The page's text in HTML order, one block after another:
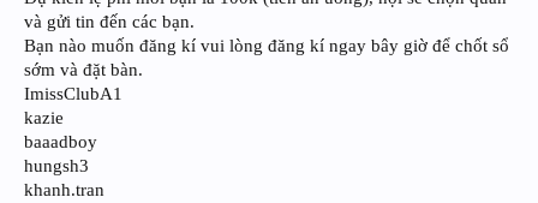
và gửi tin đến các bạn.
Bạn nào muốn đăng kí vui lòng đăng kí ngay bây giờ để chốt sổ
sớm và đặt bàn.
ImissClubA1
kazie
baaadboy
hungsh3
khanh.tran